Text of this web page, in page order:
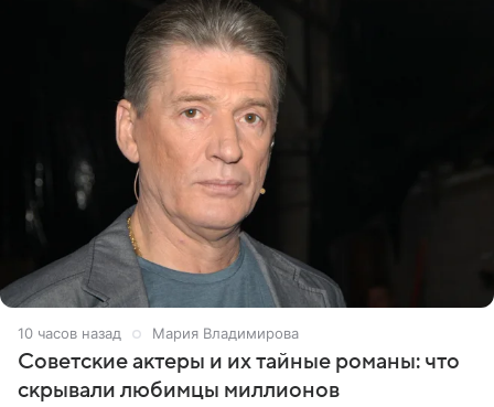
10 часов назад Мария Владимирова
Советские актеры и их тайные романы: что
скрывали любимцы миллионов